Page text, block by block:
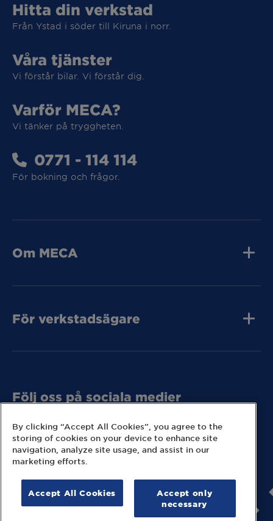
Vi tar hand om din elbil
Vi tar hand om din elbil
MECA Fleet
Tunga Fordon
Tunga Fordon
Hitta din verkstad
Från Ystad i söder till Kiruna i norr.
Våra tjänster
Vi förstår bilar. Vi förstår dig.
Varför MECA?
Vi tänker på tryggheten.
0771 - 114 114
För bokning och frågor.
Om MECA
För verkstadsägare
Följ oss på sociala medier
© 2026 MECA Sweden AB
By clicking “Accept All Cookies”, you agree to the
storing of cookies on your device to enhance site
navigation, analyze site usage, and assist in our
marketing efforts.
Accept All Cookies
Accept only
necessary